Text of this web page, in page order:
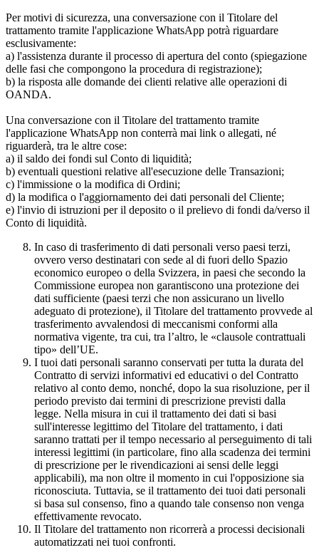
Per motivi di sicurezza, una conversazione con il Titolare del
trattamento tramite l'applicazione WhatsApp potrà riguardare
esclusivamente:
a) l'assistenza durante il processo di apertura del conto (spiegazione
delle fasi che compongono la procedura di registrazione);
b) la risposta alle domande dei clienti relative alle operazioni di
OANDA.
Una conversazione con il Titolare del trattamento tramite
l'applicazione WhatsApp non conterrà mai link o allegati, né
riguarderà, tra le altre cose:
a) il saldo dei fondi sul Conto di liquidità;
b) eventuali questioni relative all'esecuzione delle Transazioni;
c) l'immissione o la modifica di Ordini;
d) la modifica o l'aggiornamento dei dati personali del Cliente;
e) l'invio di istruzioni per il deposito o il prelievo di fondi da/verso il
Conto di liquidità.
In caso di trasferimento di dati personali verso paesi terzi,
ovvero verso destinatari con sede al di fuori dello Spazio
economico europeo o della Svizzera, in paesi che secondo la
Commissione europea non garantiscono una protezione dei
dati sufficiente (paesi terzi che non assicurano un livello
adeguato di protezione), il Titolare del trattamento provvede al
trasferimento avvalendosi di meccanismi conformi alla
normativa vigente, tra cui, tra l’altro, le «clausole contrattuali
tipo» dell’UE.
I tuoi dati personali saranno conservati per tutta la durata del
Contratto di servizi informativi ed educativi o del Contratto
relativo al conto demo, nonché, dopo la sua risoluzione, per il
periodo previsto dai termini di prescrizione previsti dalla
legge. Nella misura in cui il trattamento dei dati si basi
sull'interesse legittimo del Titolare del trattamento, i dati
saranno trattati per il tempo necessario al perseguimento di tali
interessi legittimi (in particolare, fino alla scadenza dei termini
di prescrizione per le rivendicazioni ai sensi delle leggi
applicabili), ma non oltre il momento in cui l'opposizione sia
riconosciuta. Tuttavia, se il trattamento dei tuoi dati personali
si basa sul consenso, fino a quando tale consenso non venga
effettivamente revocato.
Il Titolare del trattamento non ricorrerà a processi decisionali
automatizzati nei tuoi confronti.